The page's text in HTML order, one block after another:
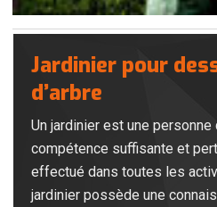
Jardinier pour
d’arbre
Un jardinier est une
compétence suffisante et
effectué dans toutes les
jardinier possède une